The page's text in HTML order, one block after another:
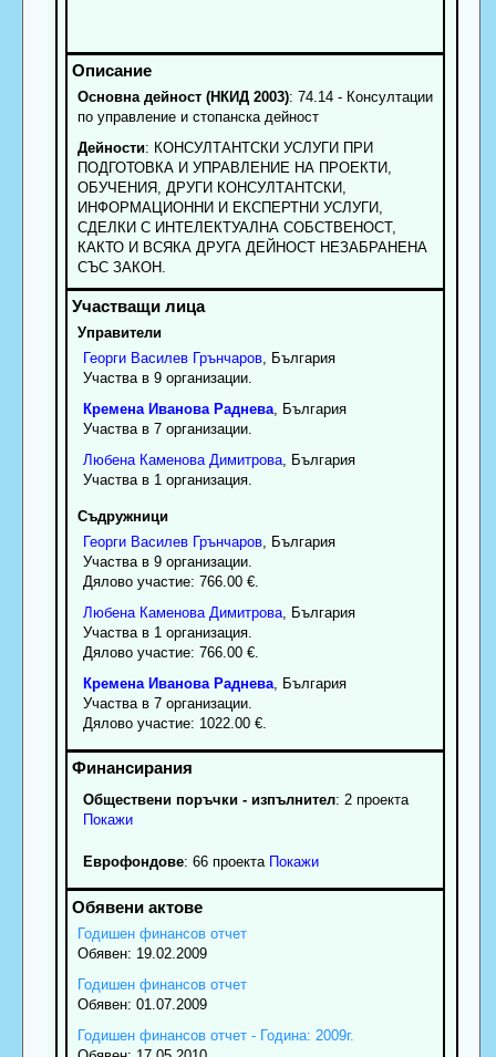
Основна дейност (НКИД 2003): 74.14 - Консултации
по управление и стопанска дейност
Дейности: КОНСУЛТАНТСКИ УСЛУГИ ПРИ
ПОДГОТОВКА И УПРАВЛЕНИЕ НА ПРОЕКТИ,
ОБУЧЕНИЯ, ДРУГИ КОНСУЛТАНТСКИ,
ИНФОРМАЦИОННИ И ЕКСПЕРТНИ УСЛУГИ,
СДЕЛКИ С ИНТЕЛЕКТУАЛНА СОБСТВЕНОСТ,
КАКТО И ВСЯКА ДРУГА ДЕЙНОСТ НЕЗАБРАНЕНА
СЪС ЗАКОН.
Управители
Георги Василев Грънчаров, България
Участва в 9 организации.
Кремена Иванова Раднева, България
Участва в 7 организации.
Любена Каменова Димитрова, България
Участва в 1 организация.
Съдружници
Георги Василев Грънчаров, България
Участва в 9 организации.
Дялово участие: 766.00 €.
Любена Каменова Димитрова, България
Участва в 1 организация.
Дялово участие: 766.00 €.
Кремена Иванова Раднева, България
Участва в 7 организации.
Дялово участие: 1022.00 €.
Обществени поръчки - изпълнител: 2 проекта
Покажи
Еврофондове: 66 проекта Покажи
Годишен финансов отчет
Обявен: 19.02.2009
Годишен финансов отчет
Обявен: 01.07.2009
Годишен финансов отчет - Година: 2009г.